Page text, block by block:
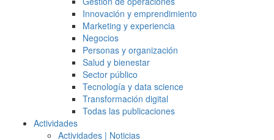
Innovación y emprendimiento
Marketing y experiencia
Negocios
Personas y organización
Salud y bienestar
Sector público
Tecnología y data science
Transformación digital
Todas las publicaciones
Actividades
Actividades | Noticias